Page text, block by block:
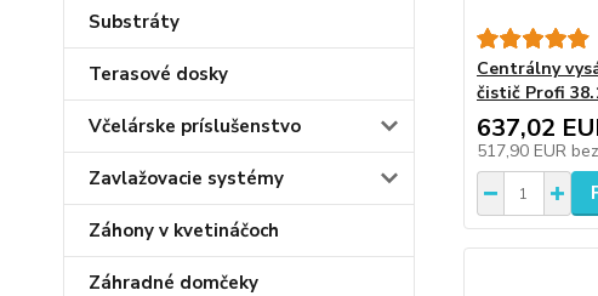
Substráty
Terasové dosky
Včelárske príslušenstvo
Zavlažovacie systémy
Záhony v kvetináčoch
Záhradné domčeky
Centrálny
čistič Profi
637,02
517,90 EUR